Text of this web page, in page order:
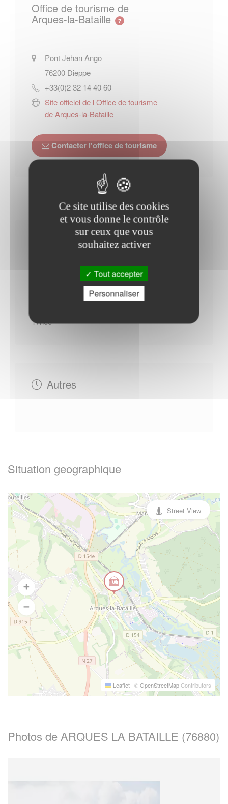
Office de tourisme de
Arques-la-Bataille
Pont Jehan Ango
76200 Dieppe
+33(0)2 32 14 40 60
Site officiel de l Office de tourisme
de Arques-la-Bataille
Contacter l'office de tourisme
Horaires Mairie
Lundi : - 09h00 à 12h00 - 13h30 à 19h00
17h00
Autres
Situation geographique
Leaflet | ©OpenStreetMapContributors
Street View
Photos de ARQUES LA BATAILLE (76880)
Ce site utilise des cookies
et vous donne le contrôle
sur ceux que vous
souhaitez activer
Tout accepter
Personnaliser